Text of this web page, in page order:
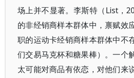
场上并不显著。李斯特（List，
的非经销商样本群体中，禀赋效
职的运动卡经销商样本群体中不
们交易马克杯和糖果棒）。一个
太可能对商品有依恋，对他们来